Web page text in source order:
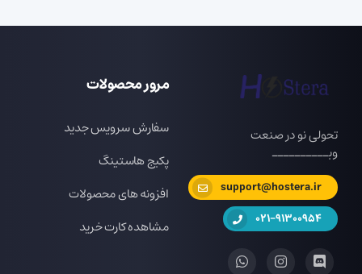
تحولی نو در صنعت
وبــــــــــ
support@hostera.ir
021-91300954
مرور محصولات
سفارش سرویس جدید
پکیج هاستینگ
افزونه های محصولات
مشاهده کارت خرید